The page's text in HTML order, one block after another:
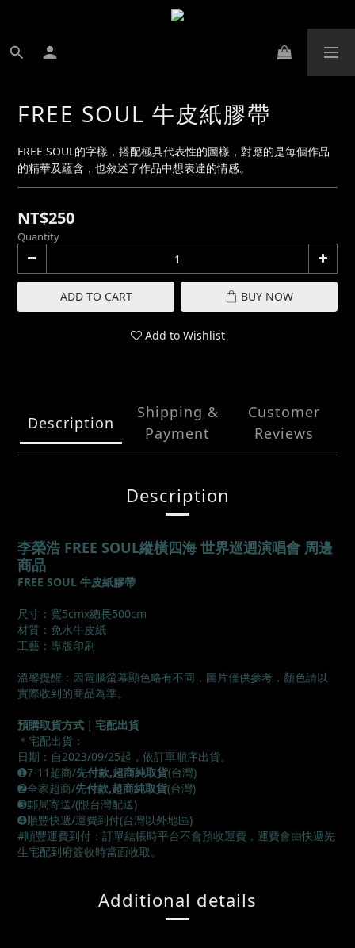
FREE SOUL 牛皮紙膠帶
FREE SOUL的字樣，搭配極具代表性的圖樣，對應的是每個作品
的精華及蘊含，也敘述了作品中想表達的情感。
NT$250
Quantity
ADD TO CART BUY NOW
Add to Wishlist
Description
Shipping &
Payment
Customer
Reviews
Description
李榮浩 FREE SOUL縱橫四海 世界巡迴演唱會 周邊
商品
FREE SOUL 牛皮紙膠帶
尺寸：寬5cmx總長500cm
材質：免水牛皮紙
工藝：專版印刷
溫馨提醒：因電腦螢幕顯色略有不同，圖片僅供參考，顏色請以
實際收到的商品為準。
預購取貨方式｜宅配出貨
＊宅配出貨：
日期：自2023/09/25起，依訂單順序出貨。
➊7-11超商/先付款,超商純取貨(台灣)
➋全家超商/先付款,超商純取貨(台灣)
➌郵局寄送/(限台灣配送)
➍順豐快遞/運費到付(台灣以外地區)
#順豐運費到付：訂單結帳時平台不會預收運費，運費會由快遞先
生宅配到府簽收時當面收取。
Additional details